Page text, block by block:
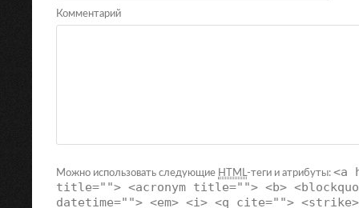
Комментарий
Можно использовать следующие HTML-теги и атрибуты: <a
title=""> <acronym title=""> <b>
datetime=""> <em> <i> <q cite="">